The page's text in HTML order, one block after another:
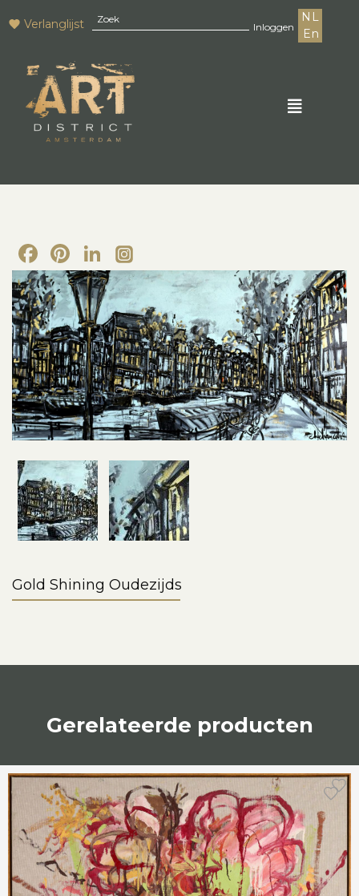
Verlanglijst Inloggen
NL
En
Facebook
Pinterest
LinkedIn
Gold Shining Oudezijds
Gerelateerde producten